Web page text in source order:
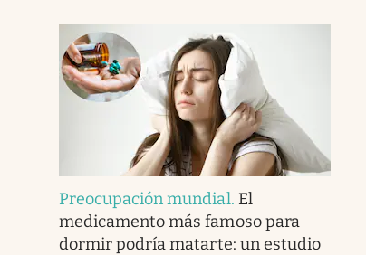
Preocupación mundial. El
medicamento más famoso para
dormir podría matarte: un estudio